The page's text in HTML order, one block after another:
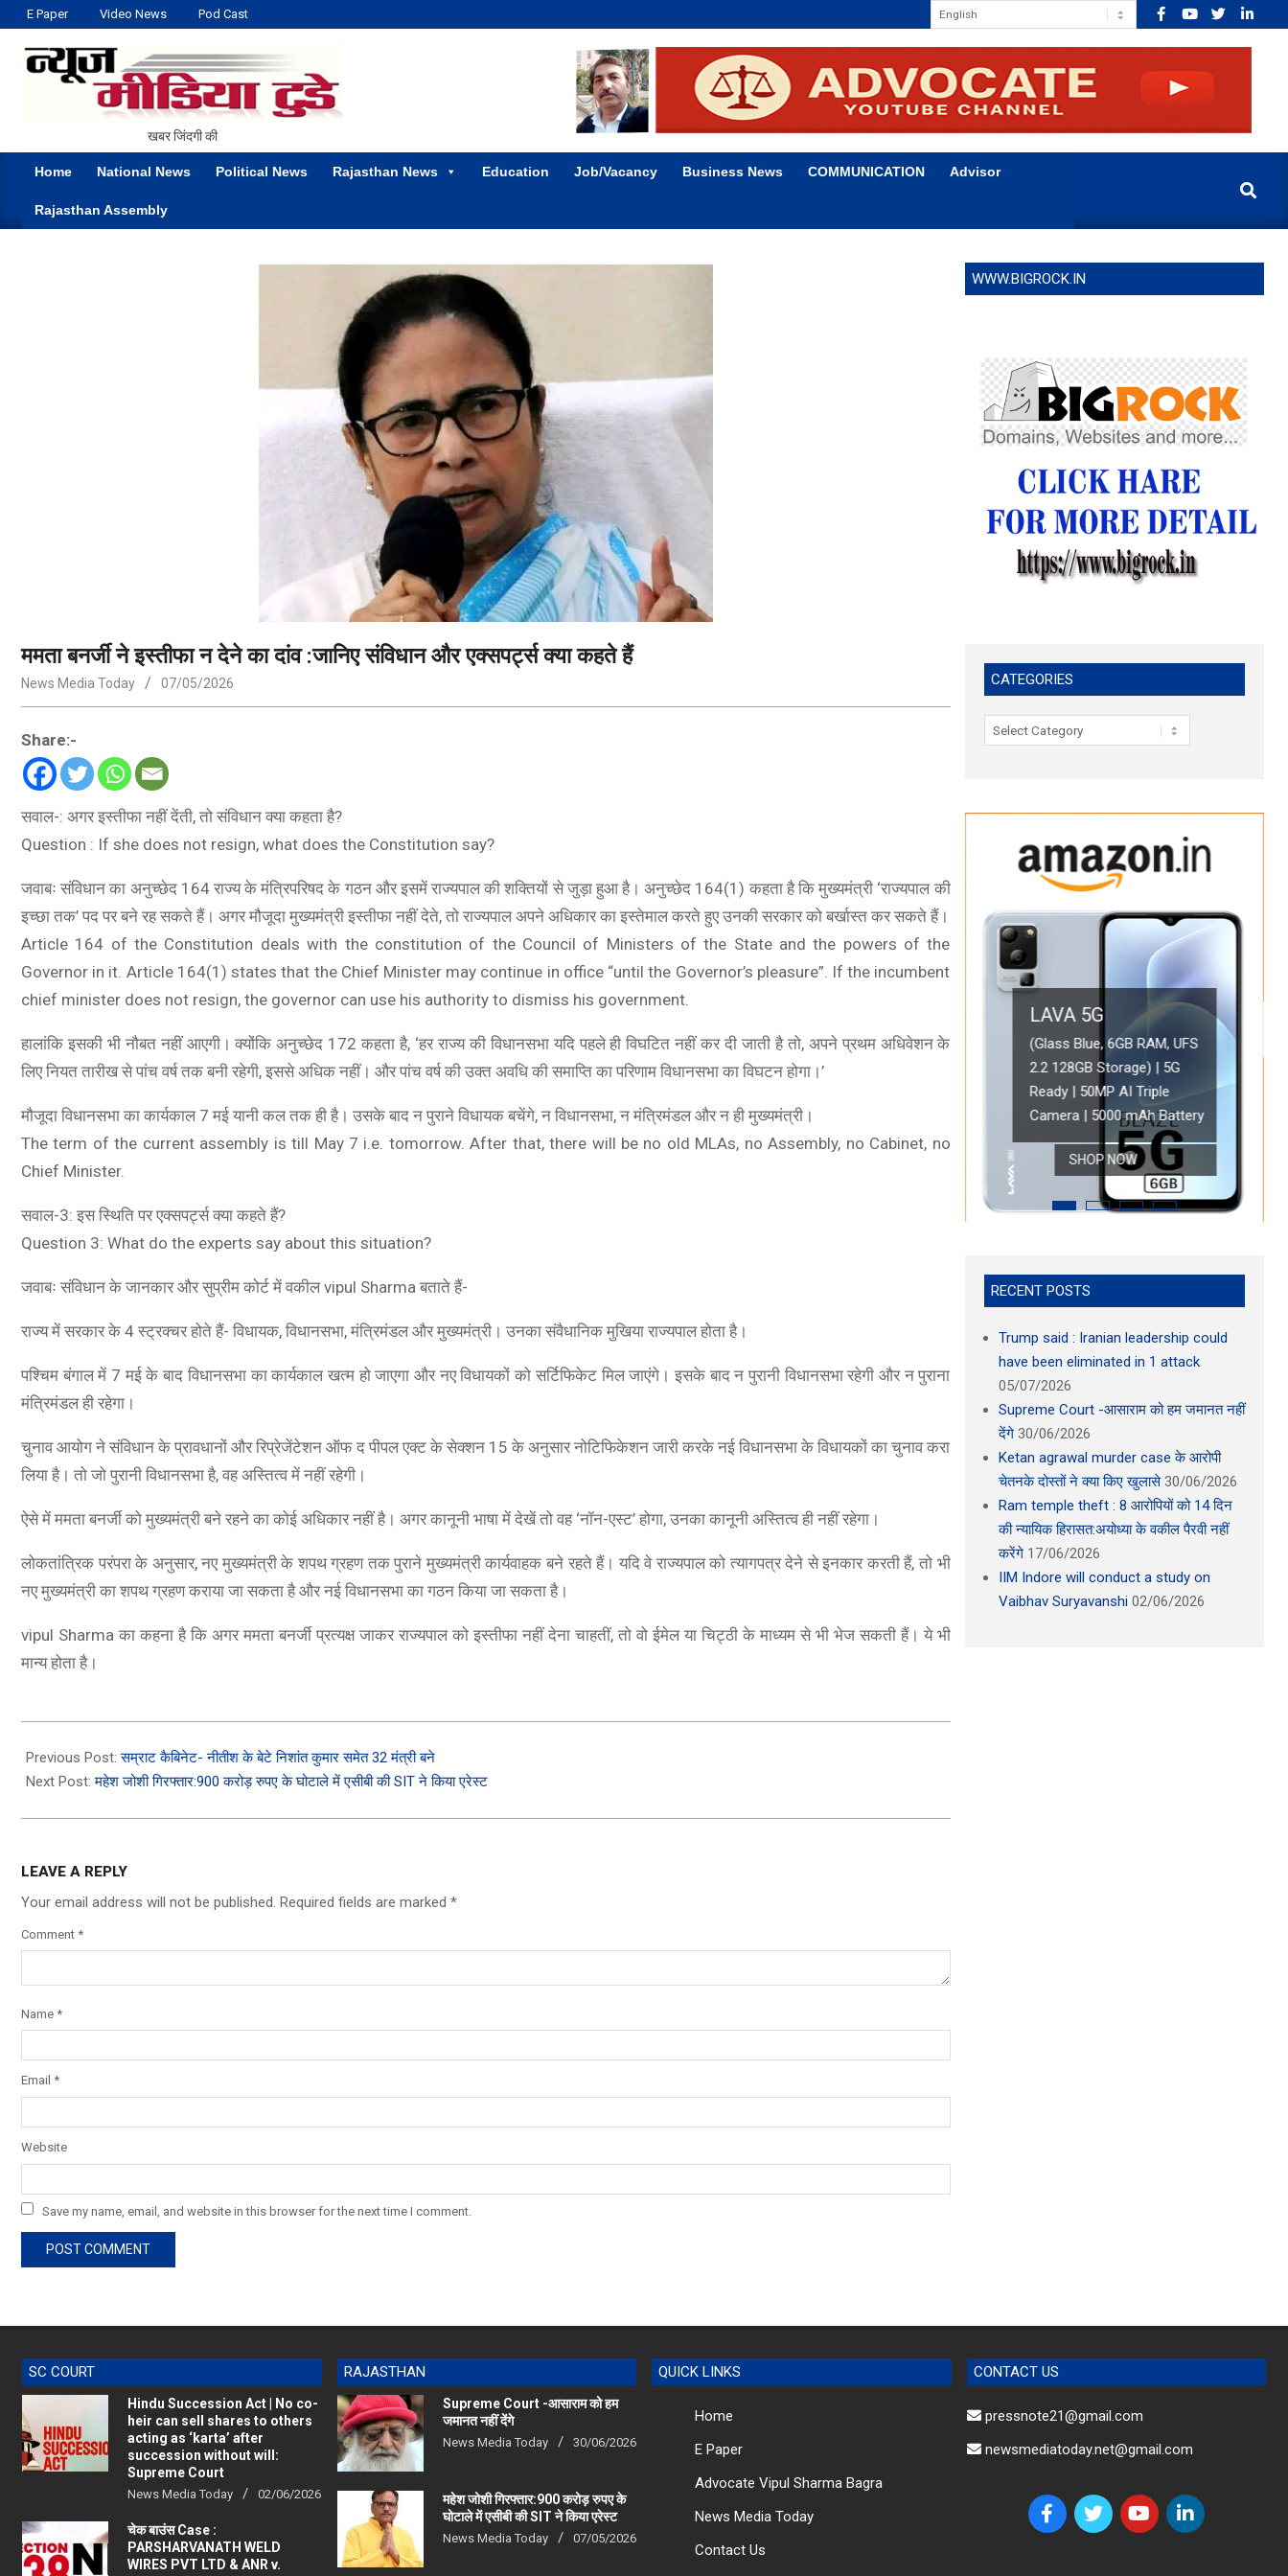
to
content
E Paper Video News Pod Cast
NEWS
MEDIA
TODAY
खबर जिंदगी की
Home National News Political News Rajasthan News Education Job/Vacancy Business News COMMUNICATION Advisor
Rajasthan Assembly
Search
ममता बनर्जी ने इस्तीफा न देने का दांव :जानिए संविधान और एक्सपर्ट्स क्या कहते हैं
News Media Today 07/05/2026
Share:-
सवाल-: अगर इस्तीफा नहीं देंती, तो संविधान क्या कहता है?
Question : If she does not resign, what does the Constitution say?
जवाबः संविधान का अनुच्छेद 164 राज्य के मंत्रिपरिषद के गठन और इसमें राज्यपाल की शक्तियों से जुड़ा हुआ है। अनुच्छेद 164(1) कहता है कि मुख्यमंत्री ‘राज्यपाल की
इच्छा तक’ पद पर बने रह सकते हैं। अगर मौजूदा मुख्यमंत्री इस्तीफा नहीं देते, तो राज्यपाल अपने अधिकार का इस्तेमाल करते हुए उनकी सरकार को बर्खास्त कर सकते हैं।
Article 164 of the Constitution deals with the constitution of the Council of Ministers of the State and the powers of the
Governor in it. Article 164(1) states that the Chief Minister may continue in office “until the Governor’s pleasure”. If the incumbent
chief minister does not resign, the governor can use his authority to dismiss his government.
हालांकि इसकी भी नौबत नहीं आएगी। क्योंकि अनुच्छेद 172 कहता है, ‘हर राज्य की विधानसभा यदि पहले ही विघटित नहीं कर दी जाती है तो, अपने प्रथम अधिवेशन के
लिए नियत तारीख से पांच वर्ष तक बनी रहेगी, इससे अधिक नहीं। और पांच वर्ष की उक्त अवधि की समाप्ति का परिणाम विधानसभा का विघटन होगा।’
मौजूदा विधानसभा का कार्यकाल 7 मई यानी कल तक ही है। उसके बाद न पुराने विधायक बचेंगे, न विधानसभा, न मंत्रिमंडल और न ही मुख्यमंत्री।
The term of the current assembly is till May 7 i.e. tomorrow. After that, there will be no old MLAs, no Assembly, no Cabinet, no
Chief Minister.
सवाल-3: इस स्थिति पर एक्सपर्ट्स क्या कहते हैं?
Question 3: What do the experts say about this situation?
जवाबः संविधान के जानकार और सुप्रीम कोर्ट में वकील vipul Sharma बताते हैं-
राज्य में सरकार के 4 स्ट्रक्चर होते हैं- विधायक, विधानसभा, मंत्रिमंडल और मुख्यमंत्री। उनका संवैधानिक मुखिया राज्यपाल होता है।
पश्चिम बंगाल में 7 मई के बाद विधानसभा का कार्यकाल खत्म हो जाएगा और नए विधायकों को सर्टिफिकेट मिल जाएंगे। इसके बाद न पुरानी विधानसभा रहेगी और न पुराना
मंत्रिमंडल ही रहेगा।
चुनाव आयोग ने संविधान के प्रावधानों और रिप्रेजेंटेशन ऑफ द पीपल एक्ट के सेक्शन 15 के अनुसार नोटिफिकेशन जारी करके नई विधानसभा के विधायकों का चुनाव करा
लिया है। तो जो पुरानी विधानसभा है, वह अस्तित्व में नहीं रहेगी।
ऐसे में ममता बनर्जी को मुख्यमंत्री बने रहने का कोई अधिकार नहीं है। अगर कानूनी भाषा में देखें तो वह ‘नॉन-एस्ट’ होगा, उनका कानूनी अस्तित्व ही नहीं रहेगा।
लोकतांत्रिक परंपरा के अनुसार, नए मुख्यमंत्री के शपथ ग्रहण तक पुराने मुख्यमंत्री कार्यवाहक बने रहते हैं। यदि वे राज्यपाल को त्यागपत्र देने से इनकार करती हैं, तो भी
नए मुख्यमंत्री का शपथ ग्रहण कराया जा सकता है और नई विधानसभा का गठन किया जा सकता है।
vipul Sharma का कहना है कि अगर ममता बनर्जी प्रत्यक्ष जाकर राज्यपाल को इस्तीफा नहीं देना चाहतीं, तो वो ईमेल या चिट्ठी के माध्यम से भी भेज सकती हैं। ये भी
मान्य होता है।
05-
07
Previous Post:सम्राट कैबिनेट- नीतीश के बेटे निशांत कुमार समेत 32 मंत्री बने
Next Post:महेश जोशी गिरफ्तार:900 करोड़ रुपए के घोटाले में एसीबी की SIT ने किया एरेस्‍ट
LEAVE A REPLY
Your email address will not be published. Required fields are marked *
Comment *
Name *
Email *
Website
Save my name, email, and website in this browser for the next time I comment.
WWW.BIGROCK.IN
CATEGORIES
Categories
A78 5G
5G (Glowing Blue, 8GB RAM, 128 Storage) | 5000 mAh
Rate | with No Cost EMI/Additional Exchange Offers
LAVA 5G
(Glass Blue, 6GB RAM, UFS
2.2 128GB Storage) | 5G
Ready | 50MP AI Triple
Camera | 5000 mAh Battery
SHOP NOW
boAt Newly Launched Wave Call Plus with 1.83" HD DisplayOnePlus Nord CE 2 Lite 5G (Blue Tide, 6GB RAM, 128GB Storage)
OPPO A78 5G
Oppo A78 5G
Battery with 33W
Refresh Rate | with
RECENT POSTS
Trump said : Iranian leadership could
have been eliminated in 1 attack
05/07/2026
Supreme Court -आसाराम को हम जमानत नहीं
देंगे 30/06/2026
Ketan agrawal murder case के आरोपी
चेतनके दोस्तों ने क्या किए खुलासे 30/06/2026
Ram temple theft : 8 आरोपियों को 14 दिन
की न्यायिक हिरासत:अयोध्या के वकील पैरवी नहीं
करेंगे 17/06/2026
IIM Indore will conduct a study on
Vaibhav Suryavanshi 02/06/2026
SC COURT
Hindu Succession Act | No co-
heir can sell shares to others
acting as ‘karta’ after
succession without will:
Supreme Court
News Media Today 02/06/2026
चेक बाउंस Case :
PARSHARVANATH WELD
WIRES PVT LTD & ANR v.
RAJASTHAN
Supreme Court -आसाराम को हम
जमानत नहीं देंगे
News Media Today 30/06/2026
महेश जोशी गिरफ्तार:900 करोड़ रुपए के
घोटाले में एसीबी की SIT ने किया एरेस्‍ट
News Media Today 07/05/2026
QUICK LINKS
Home
E Paper
Advocate Vipul Sharma Bagra
News Media Today
Contact Us
CONTACT US
pressnote21@gmail.com
newsmediatoday.net@gmail.com